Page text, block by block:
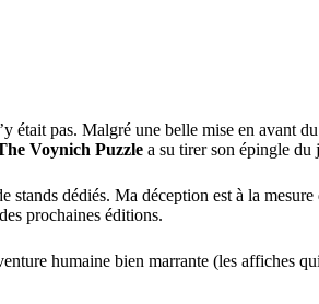
pas. Malgré une belle mise en avant
Voynich Puzzle a su tirer son épingle du
dédiés. Ma déception est à la
prochaines éditions.
humaine bien marrante (les affiches